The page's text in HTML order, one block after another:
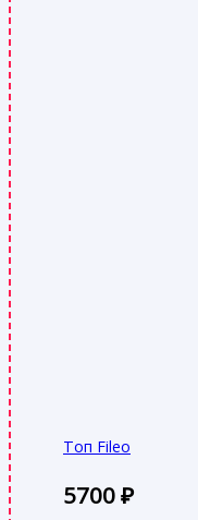
Топ Fileo
5700₽